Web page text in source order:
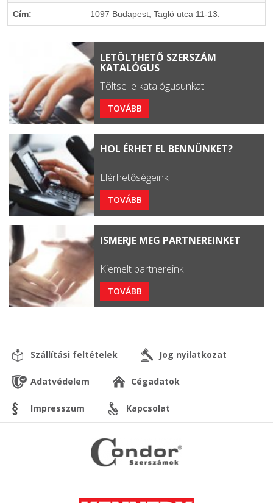
Cím: 1097 Budapest, Tagló utca 11-13.
LETÖLTHETŐ SZERSZÁM
KATALÓGUS
Töltse le katalógusunkat
TOVÁBB
HOL ÉRHET EL BENNÜNKET?
Elérhetőségeink
TOVÁBB
ISMERJE MEG PARTNEREINKET
Kiemelt partnereink
TOVÁBB
Szállítási feltételek Jog nyilatkozat
Adatvédelem Cégadatok
Impresszum Kapcsolat